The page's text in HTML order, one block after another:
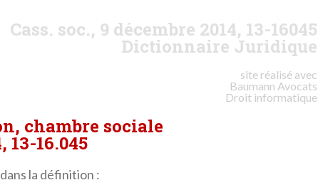
Cass. soc., 9 décembre 2014, 13-16045
Dictionnaire Juridique
site réalisé avec
Baumann Avocats
Droit informatique
chambre sociale
13-16.045
la définition :